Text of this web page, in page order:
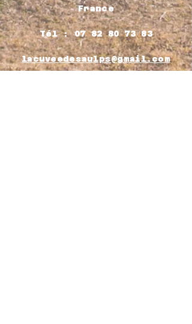
France​
Tél :07 82 80 73 83
lacuveedesaulps@gmail.com